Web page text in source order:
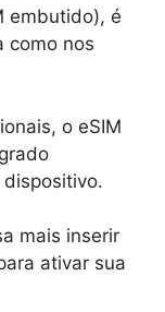
embutido), é
como nos
o eSIM
mais inserir
ativar sua